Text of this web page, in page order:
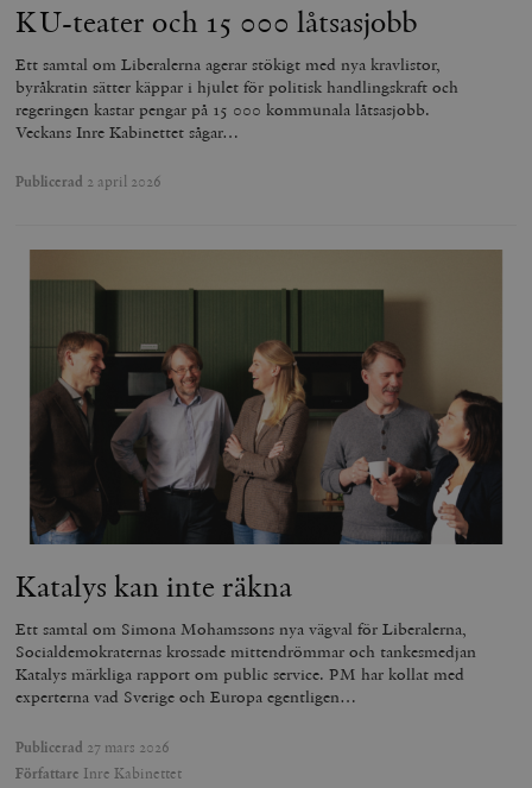
KU-teater och 15 000 låtsasjobb
Ett samtal om Liberalerna agerar stökigt med nya kravlistor,
byråkratin sätter käppar i hjulet för politisk handlingskraft och
regeringen kastar pengar på 15 000 kommunala låtsasjobb.
Veckans Inre Kabinettet sågar…
Publicerad 2 april 2026
Katalys kan inte räkna
Ett samtal om Simona Mohamssons nya vägval för Liberalerna,
Socialdemokraternas krossade mittendrömmar och tankesmedjan
Katalys märkliga rapport om public service. PM har kollat med
experterna vad Sverige och Europa egentligen…
Publicerad 27 mars 2026
Författare Inre Kabinettet